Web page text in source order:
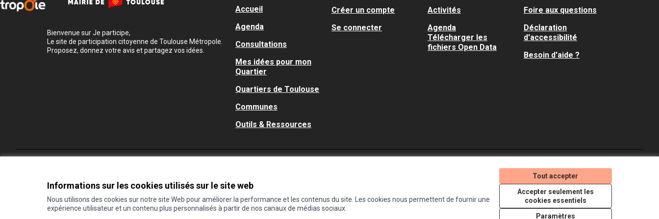
Informations sur les cookies utilisés sur le site web
Nous utilisons des cookies sur notre site Web pour améliorer la performance et les contenus du site. Les cookies nous permettent de fournir une
expérience utilisateur et un contenu plus personnalisés à partir de nos canaux de médias sociaux.
Tout accepter
Accepter seulement les
cookies essentiels
Paramètres
Bienvenue sur Je participe,
Le site de participation citoyenne de Toulouse Métropole.
Proposez, donnez votre avis et partagez vos idées.
Accueil
Agenda
Consultations
Mes idées pour mon
Quartier
Quartiers de Toulouse
Communes
Outils & Ressources
Créer un compte
Se connecter
Activités
Agenda
Télécharger les
fichiers Open Data
Foire aux questions
Déclaration
d'accessibilité
Besoin d'aide ?
(Lien externe)
(Lien externe)
(Lien externe)
Licence Creative
(Lien externe)